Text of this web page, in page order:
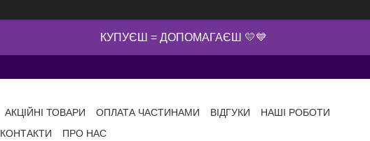
КУПУЄШ = ДОПОМАГАЄШ 💛💙
АКЦІЙНІ ТОВАРИ ОПЛАТА ЧАСТИНАМИ ВІДГУКИ
НАШІ РОБОТИ
КОНТАКТИ ПРО НАС